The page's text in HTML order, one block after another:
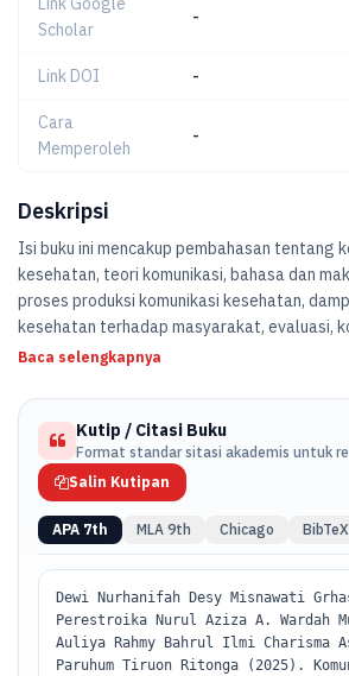
Scholar
-
Link DOI -
Cara
Memperoleh
-
Deskripsi
Isi buku ini mencakup pembahasan tentang
kesehatan, teori komunikasi, bahasa dan
proses produksi komunikasi kesehatan,
kesehatan terhadap masyarakat, evaluasi,
kesehatan, advokasi kesehatan dan
Baca selengkapnya
Kutip / Citasi Buku
Format standar sitasi akademis untuk
Salin Kutipan
APA 7th MLA 9th Chicago BibTeX
Dewi Nurhanifah Desy Misnawati
Perestroika Nurul Aziza A. Wardah
Auliya Rahmy Bahrul Ilmi Charisma
Paruhum Tiruon Ritonga (2025).